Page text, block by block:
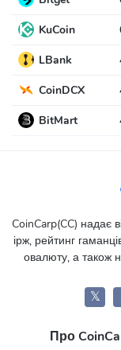
KuCoin
LBank
CoinDCX
BitMart
CoinCarp(CC) надає
ірж, рейтинг
овалюту, а також
𝕏
Про